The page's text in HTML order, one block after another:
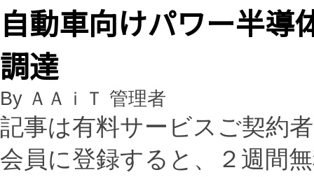
自動車向けパワー半導
調達
By ＡＡｉＴ 管理者
記事は有料サービスご契約
会員に登録すると、２週間